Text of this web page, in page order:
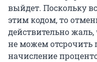
выйдет. Поскольку
этим кодом, то
действительно
не можем отсрочить
начисление